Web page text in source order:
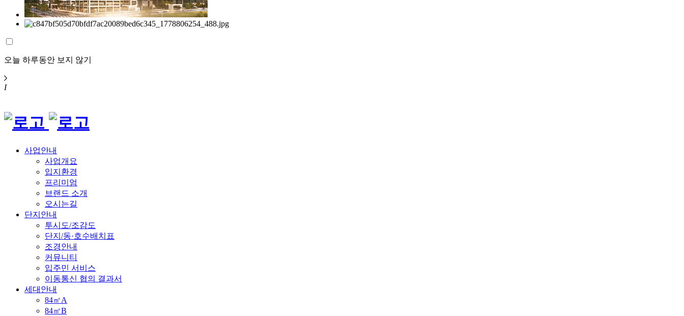
오늘 하루동안 보지 않기
I
사업안내
사업개요
입지환경
프리미엄
브랜드 소개
오시는길
단지안내
투시도/조감도
단지/동·호수배치표
조경안내
커뮤니티
입주민 서비스
이동통신 협의 결과서
세대안내
84㎡A
84㎡B